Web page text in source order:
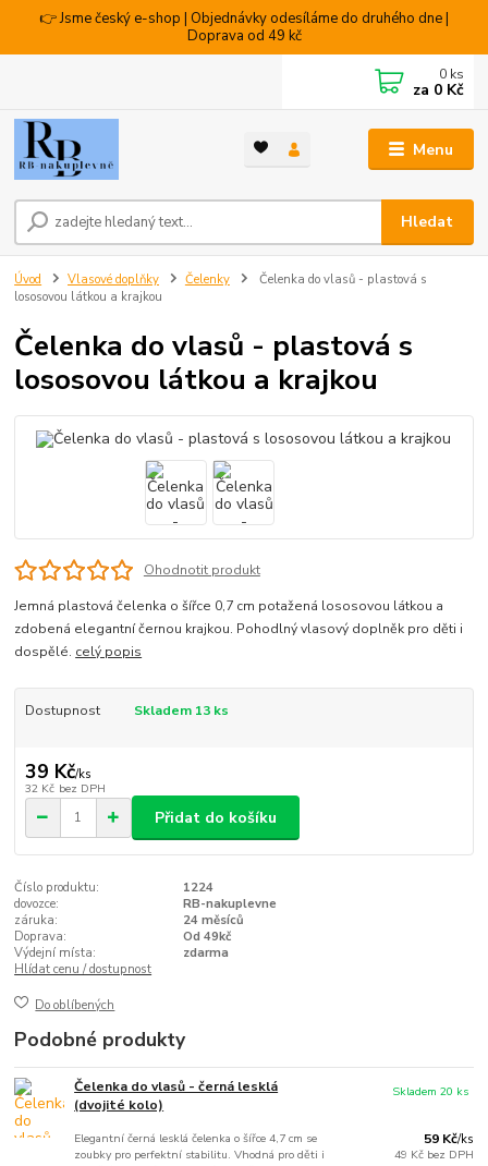
👉 Jsme český e-shop | Objednávky odesíláme do druhého dne |
Doprava od 49 kč
Menu
Hledat
0 ks
za 0 Kč
Úvod Vlasové doplňky Čelenky
Čelenka do vlasů - plastová s
lososovou látkou a krajkou
Čelenka do vlasů - plastová s
lososovou látkou a krajkou
Ohodnotit produkt
Jemná plastová čelenka o šířce 0,7 cm potažená lososovou látkou a
zdobená elegantní černou krajkou. Pohodlný vlasový doplněk pro děti i
dospělé. celý popis
Dostupnost Skladem 13 ks
39 Kč/ks
32 Kč bez DPH
Přidat do košíku
Číslo produktu:
1224
dovozce:
RB-nakuplevne
záruka:
24 měsíců
Doprava:
Od 49kč
Výdejní místa:
zdarma
Hlídat cenu / dostupnost
Do oblíbených
Podobné produkty
Čelenka do vlasů - černá lesklá
(dvojité kolo)
Elegantní černá lesklá čelenka o šířce 4,7 cm se
zoubky pro perfektní stabilitu. Vhodná pro děti i
59 Kč/ks
49 Kč bez DPH
Skladem 20 ks